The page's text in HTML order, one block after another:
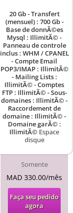
20 Gb - Transfert
(mensuel) : 700 Gb -
Base de donnÃ©es
Mysql : IllimitÃ© -
Panneau de controle
inclus : WHM / CPANEL
- Compte Email
POP3/IMAP : IllimitÃ©
- Mailing Lists :
IllimitÃ© - Comptes
FTP : IllimitÃ© - Sous-
domaines : IllimitÃ© -
Raccordement de
domaine : IllimitÃ© -
Domaine garÃ© :
IllimitÃ© Espace
disque
Somente
MAD 330.00/mês
Faça seu pedido
agora